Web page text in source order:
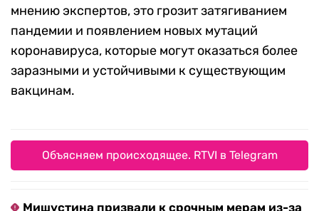
мнению экспертов, это грозит затягиванием
пандемии и появлением новых мутаций
коронавируса, которые могут оказаться более
заразными и устойчивыми к существующим
вакцинам.
Объясняем происходящее. RTVI в Telegram
Мишустина призвали к срочным мерам из-за